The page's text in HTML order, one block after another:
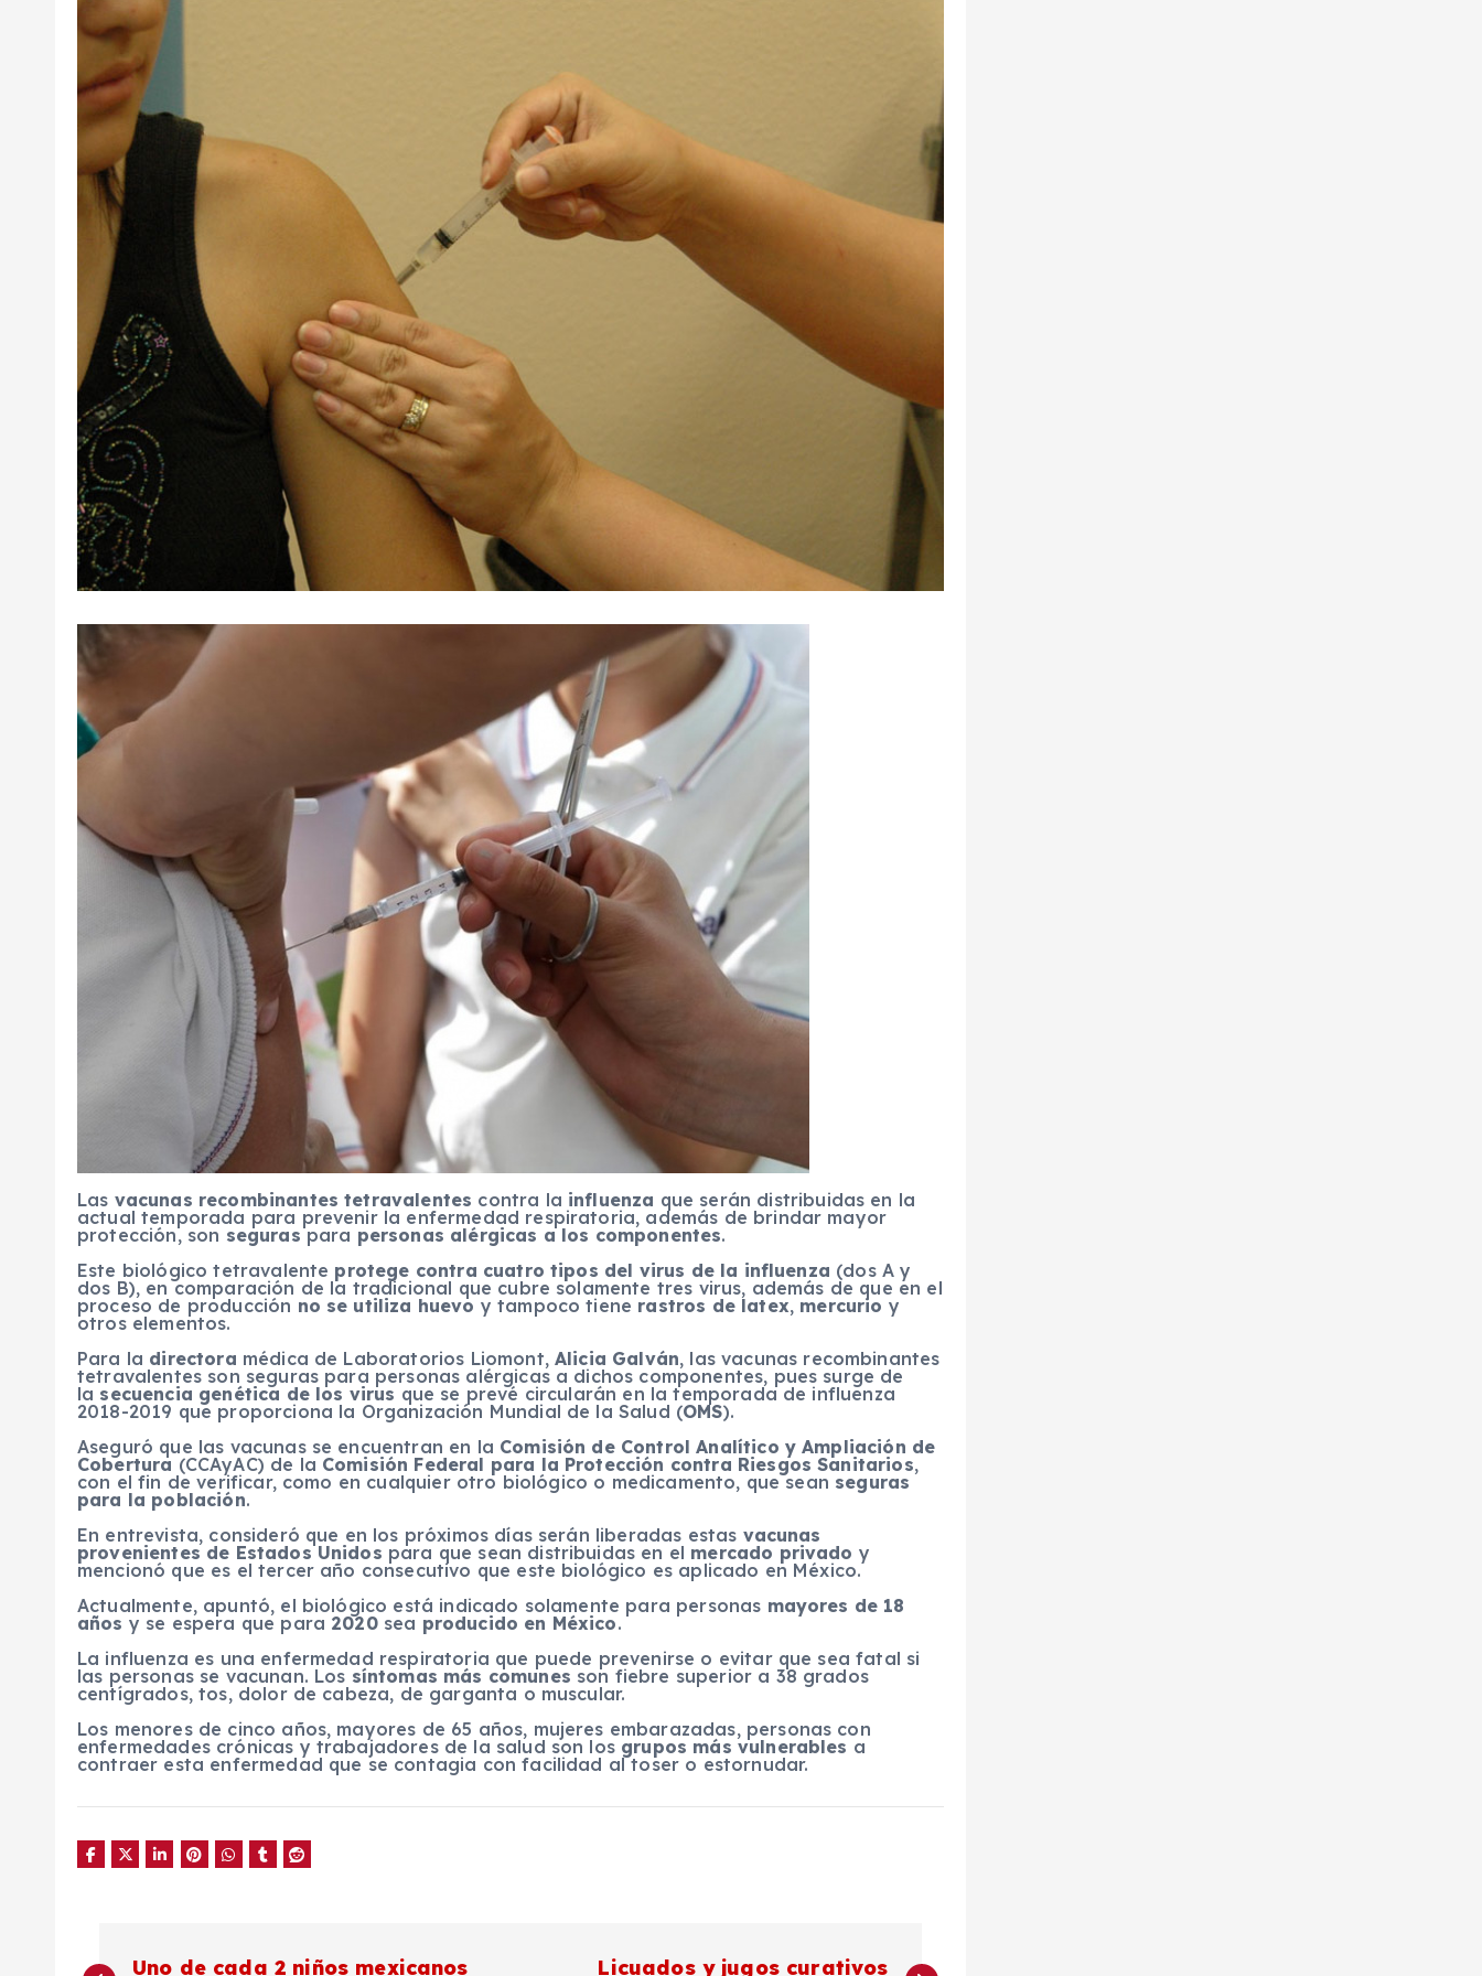
Las vacunas recombinantes tetravalentes contra la influenza que serán distribuidas en la
actual temporada para prevenir la enfermedad respiratoria, además de brindar mayor
protección, son seguraspara personas alérgicas a los componentes.
Este biológico tetravalente protege contra cuatro tipos del virus de la influenza (dos A y
dos B), en comparación de la tradicional que cubre solamente tres virus, además de que en el
proceso de producción no se utiliza huevo y tampoco tiene rastros de latex, mercurio y
otros elementos.
Para la directora médica de Laboratorios Liomont,Alicia Galván, las vacunas recombinantes
tetravalentes son seguras para personas alérgicas a dichos componentes, pues surge de
la secuencia genética de los virus que se prevé circularán en la temporada de influenza
2018-2019 que proporciona la Organización Mundial de la Salud (OMS).
Aseguró que las vacunas se encuentran en la Comisión de Control Analítico y Ampliación de
Cobertura (CCAyAC) de la Comisión Federal para la Protección contra Riesgos Sanitarios,
con el fin de verificar, como en cualquier otro biológico o medicamento, que sean seguras
para la población.
En entrevista, consideró que en los próximos días serán liberadas estas vacunas
provenientes de Estados Unidos para que sean distribuidas en el mercado privado y
mencionó que es el tercer año consecutivo que este biológico es aplicado en México.
Actualmente, apuntó, el biológico está indicado solamente para personas mayores de 18
años y se espera que para 2020sea producido en México.
La influenza es una enfermedad respiratoria que puede prevenirse o evitar que sea fatal si
las personas se vacunan. Los síntomas más comunes son fiebre superior a 38 grados
centígrados, tos, dolor de cabeza, de garganta o muscular.
Los menores de cinco años, mayores de 65 años, mujeres embarazadas, personas con
enfermedades crónicas y trabajadores de la salud son los grupos más vulnerables a
contraer esta enfermedad que se contagia con facilidad al toser o estornudar.
N
Uno de cada 2 niños mexicanos
Licuados y jugos curativos